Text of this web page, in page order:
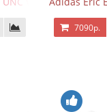
7090р.